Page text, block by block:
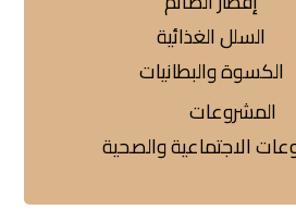
السلل الغذائية
الكسوة والبطانيات
المشروعات
الاجتماعية والصحية